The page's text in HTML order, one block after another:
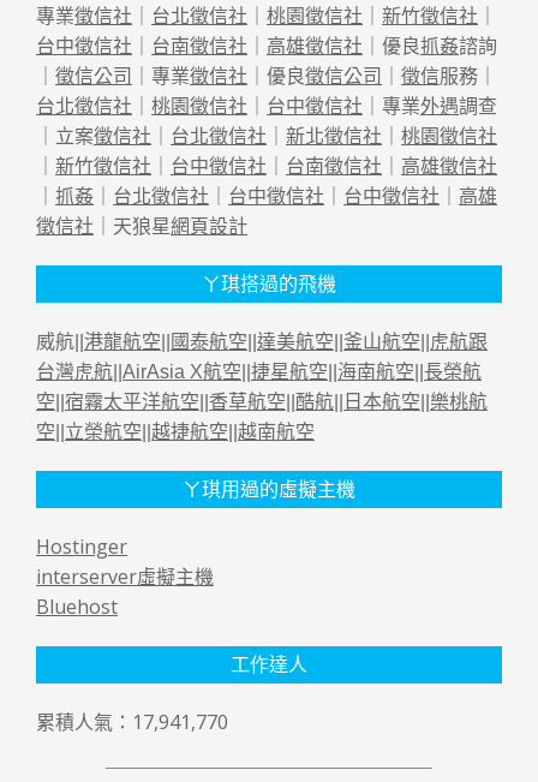
專業徵信社 台北徵信社 桃園徵信社 新竹徵信社
台中徵信社
台南徵信社 高雄徵信社 ｜優良抓姦諮詢
徵信公司 ｜專業徵信社 ｜優良徵信公司 徵信服務｜
台北徵信社
桃園徵信社 台中徵信社 ｜專業外遇調查
｜立案徵信社 台北徵信社 新北徵信社
桃園徵信社
新竹徵信社 台中徵信社 台南徵信社
高雄徵信社
抓姦 台北徵信社 台中徵信社 台中徵信社
高雄
徵信社 ｜天狼星網頁設計
ㄚ琪搭過的飛機
威航|| 港龍航空 國泰航空 達美航空 釜山航空
虎航跟
台灣虎航 AirAsia X航空 捷星航空 海南航空 長榮航
空 宿霧太平洋航空 香草航空 酷航 日本航空 樂桃航
空 立榮航空 越捷航空 越南航空
ㄚ琪用過的虛擬主機
Hostinger
interserver虛擬主機
Bluehost
工作達人
累積人氣：17,941,770